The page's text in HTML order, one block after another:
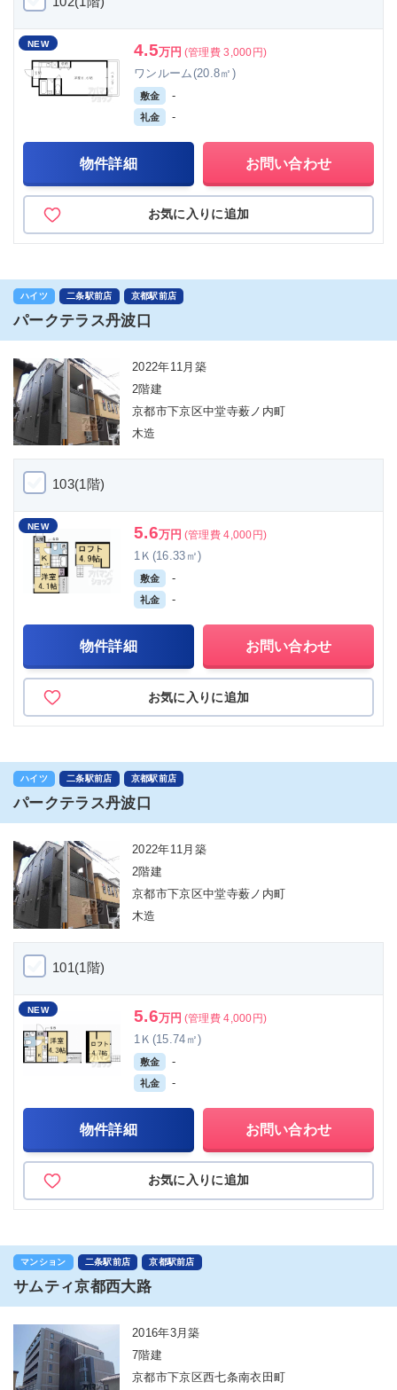
NEW 4.5万円 (管理費 3,000円)
ワンルーム(20.8㎡)
敷金 -
礼金 -
物件詳細 お問い合わせ
お気に入りに追加
ハイツ 二条駅前店 京都駅前店
パークテラス丹波口
2022年11月築
2階建
京都市下京区中堂寺薮ノ内町
木造
103(1階)
NEW 5.6万円 (管理費 4,000円)
1Ｋ(16.33㎡)
敷金 -
礼金 -
物件詳細 お問い合わせ
お気に入りに追加
ハイツ 二条駅前店 京都駅前店
パークテラス丹波口
2022年11月築
2階建
京都市下京区中堂寺薮ノ内町
木造
101(1階)
NEW 5.6万円 (管理費 4,000円)
1Ｋ(15.74㎡)
敷金 -
礼金 -
物件詳細 お問い合わせ
お気に入りに追加
マンション 二条駅前店 京都駅前店
サムティ京都西大路
2016年3月築
7階建
京都市下京区西七条南衣田町